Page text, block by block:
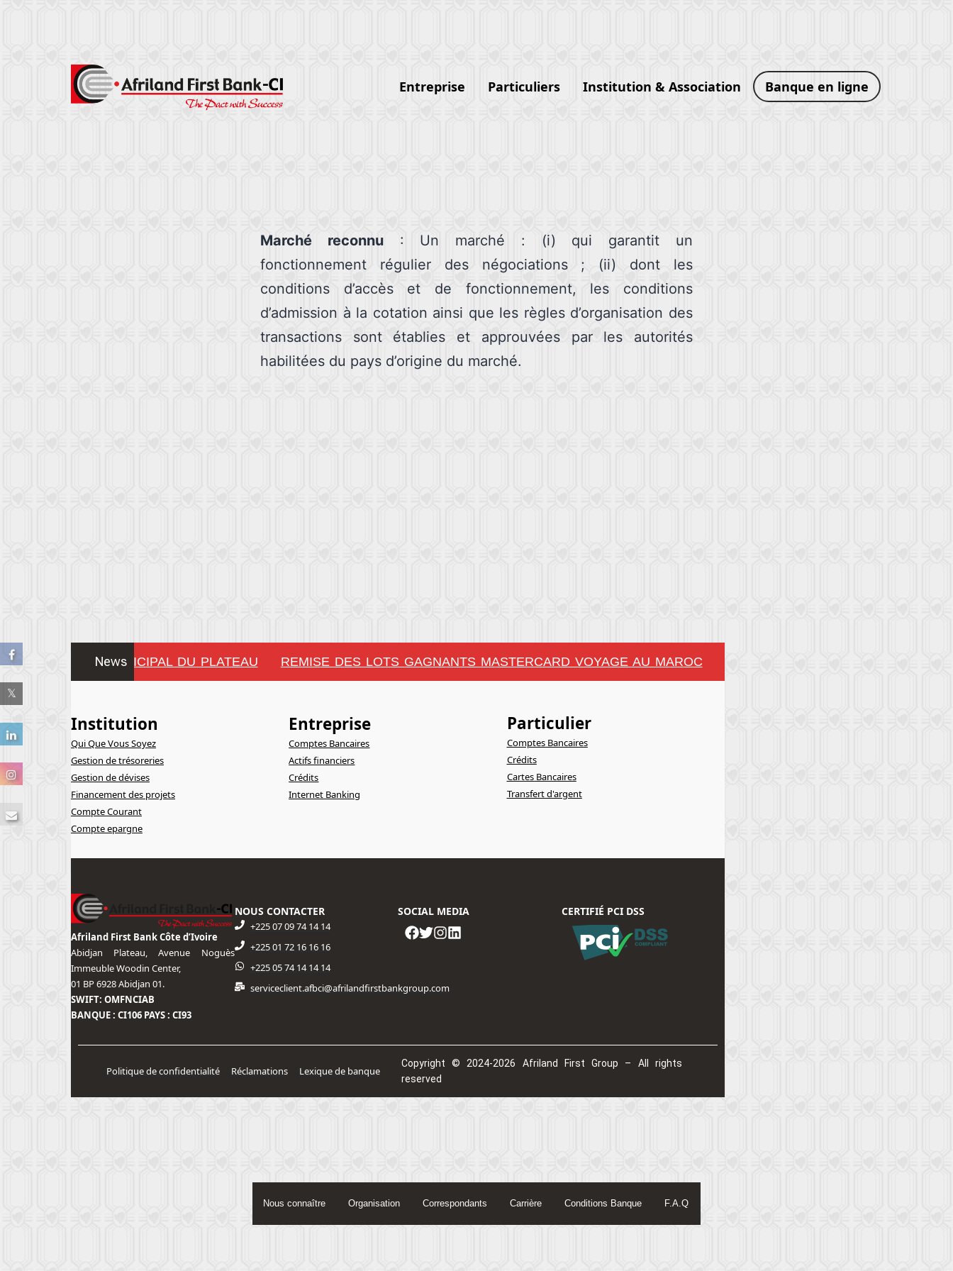
Entreprise Particuliers Institution & Association Banque en ligne
Marché reconnu: Un marché : (i) qui garantit un
fonctionnement régulier des négociations ; (ii) dont les
conditions d’accès et de fonctionnement, les conditions
d’admission à la cotation ainsi que les règles d’organisation des
transactions sont établies et approuvées par les autorités
habilitées du pays d’origine du marché.
News
DU CONSEIL MUNICIPAL DU PLATEAU!!!!!!!! REMISE DES LOTS GAGNANTS MASTERCARD VOYAGE AU MAROC!!!!!!!!
Institution
Qui Que Vous Soyez
Gestion de trésoreries
Gestion de dévises
Financement des projets
Compte Courant
Compte epargne
Entreprise
Comptes Bancaires
Actifs financiers
Crédits
Internet Banking
Particulier
Comptes Bancaires
Crédits
Cartes Bancaires
Transfert d'argent
Afriland First Bank Côte d’Ivoire
Abidjan Plateau, Avenue Noguès
Immeuble Woodin Center,
01 BP 6928 Abidjan 01.
SWIFT: OMFNCIAB
BANQUE : CI106 PAYS : CI93
NOUS CONTACTER
+225 07 09 74 14 14
+225 01 72 16 16 16​
+225 05 74 14 14 14
serviceclient.afbci@afrilandfirstbankgroup.com
SOCIAL MEDIA CERTIFIÉ PCI DSS
Copyright © 2024-2026 Afriland First Group – All rights
reserved
Politique de confidentialité Réclamations Lexique de banque
Nous connaître Organisation Correspondants Carrière Conditions Banque F.A.Q